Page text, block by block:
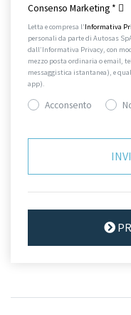
Consenso Marketing *
Letta e compresa l’Informativa
personali da parte di Autosas
dall’Informativa Privacy, con
mezzo posta ordinaria o email,
messaggistica istantanea), e
app).
Acconsento